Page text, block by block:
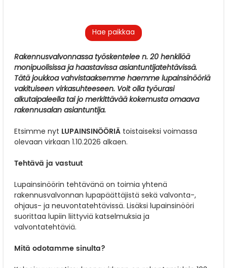
Rakennusvalvonnassa työskentelee n. 20 henkilöä
monipuolisissa ja haastavissa asiantuntijatehtävissä.
Tätä joukkoa vahvistaaksemme haemme lupainsinööriä
vakituiseen virkasuhteeseen. Voit olla työurasi
alkutaipaleella tai jo merkittävää kokemusta omaava
rakennusalan asiantuntija.
Etsimme nyt LUPAINSINÖÖRIÄ toistaiseksi voimassa
olevaan virkaan 1.10.2026 alkaen.
Tehtävä ja vastuut
Lupainsinöörin tehtävänä on toimia yhtenä
rakennusvalvonnan lupapäättäjistä sekä valvonta-,
ohjaus- ja neuvontatehtävissä. Lisäksi lupainsinööri
suorittaa lupiin liittyviä katselmuksia ja
valvontatehtäviä.
Mitä odotamme sinulta?
Hae paikkaa